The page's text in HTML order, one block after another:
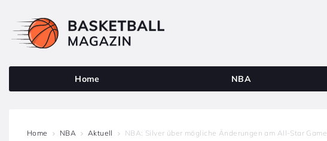
Home NBA
Home NBA Aktuell NBA: Silver über mögliche Änderungen am All-Star Game